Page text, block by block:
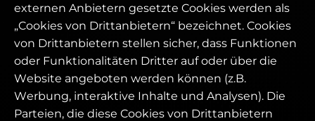
externen Anbietern gesetzte Cookies werden als
„Cookies von Drittanbietern“ bezeichnet. Cookies
von Drittanbietern stellen sicher, dass Funktionen
oder Funktionalitäten Dritter auf oder über die
Website angeboten werden können (z.B.
Werbung, interaktive Inhalte und Analysen). Die
Parteien, die diese Cookies von Drittanbietern